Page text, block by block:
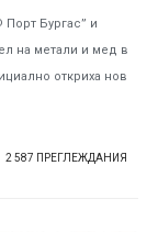
Бургас” и
на метали и мед в
откриха нов
2 587 ПРЕГЛЕЖДАНИЯ